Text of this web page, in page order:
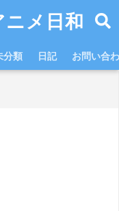
メ日和
分類 日記 お問い合